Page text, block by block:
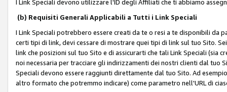
I Link Speciali devono utilizzare l'ID degli Affiliati che ti abbiamo
(b) Requisiti Generali Applicabili a Tutti i Link Speciali
I Link Speciali potrebbero essere creati da te o resi a te disponibili
certi tipi di link, devi cessare di mostrare quei tipi di link sul tuo Sito.
link che posizioni sul tuo Sito e di assicurarti che tali Link Speciali
noi necessaria per tracciare gli indirizzamenti dei nostri clienti dal tuo
Speciali devono essere raggiunti direttamente dal tuo Sito. Ad
altro formato che potremmo indicare) come parametro nell'URL di